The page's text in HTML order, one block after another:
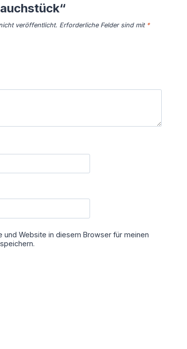
veröffentlicht. Erforderliche Felder sind mit *
und Website in diesem Browser für meinen